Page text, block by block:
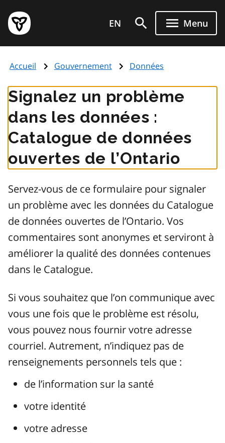
au
contenu
principal
Page
d'accueil
de
EN Menu
Accueil Gouvernement Données
Signalez un problème
dans les données :
Catalogue de données
ouvertes de l’Ontario
Servez-vous de ce formulaire pour signaler
un problème avec les données du Catalogue
de données ouvertes de l’Ontario. Vos
commentaires sont anonymes et serviront à
améliorer la qualité des données contenues
dans le Catalogue.
Si vous souhaitez que l’on communique avec
vous une fois que le problème est résolu,
vous pouvez nous fournir votre adresse
courriel. Autrement, n’indiquez pas de
renseignements personnels tels que :
de l’information sur la santé
votre identité
votre adresse